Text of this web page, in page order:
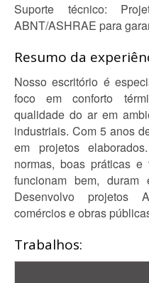
Suporte técnico:
ABNT/ASHRAE para
Resumo da
Nosso escritório é
foco em conforto
qualidade do ar em
industriais. Com 5 anos
em projetos
normas, boas práticas
funcionam bem,
Desenvolvo projetos
comércios e obras
Trabalhos: